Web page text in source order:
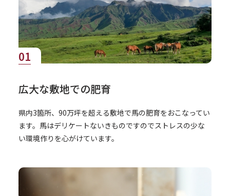
01
広大な敷地での肥育
県内3箇所、90万坪を超える敷地で馬の肥育をおこなってい
ます。馬はデリケートないきものですのでストレスの少な
い環境作りを心がけています。